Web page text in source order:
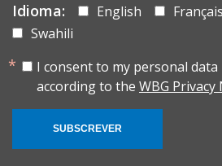
Idioma: English Français
Swahili
I consent to my personal
according to the WBG Privacy
SUBSCREVER